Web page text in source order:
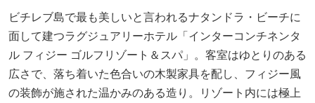
ビチレブ島で最も美しいと言われるナタンドラ・ビーチに
面して建つラグジュアリーホテル「インターコンチネンタ
ル フィジー ゴルフリゾート＆スパ」。客室はゆとりのある
広さで、落ち着いた色合いの木製家具を配し、フィジー風
の装飾が施された温かみのある造り。リゾート内には極上